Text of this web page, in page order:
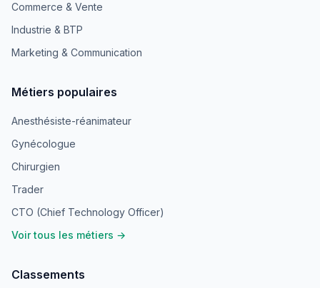
Commerce & Vente
Industrie & BTP
Marketing & Communication
Métiers populaires
Anesthésiste-réanimateur
Gynécologue
Chirurgien
Trader
CTO (Chief Technology Officer)
Voir tous les métiers →
Classements